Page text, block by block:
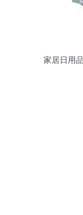
家居日用